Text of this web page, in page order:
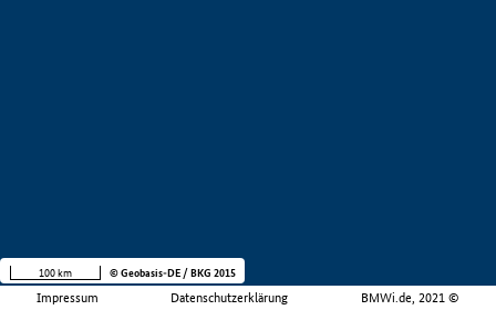
Impressum Datenschutzerklärung BMWi.de, 2021 ©
100 km © Geobasis-DE / BKG 2015